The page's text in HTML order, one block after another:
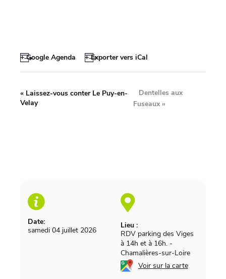
+ Google Agenda + Exporter vers iCal
Date:
samedi 04 juillet 2026
Lieu :
RDV parking des Viges
à 14h et à 16h. -
Chamalières-sur-Loire
Voir sur la carte
« Laissez-vous conter Le Puy-en-
Velay
Dentelles aux
Fuseaux»